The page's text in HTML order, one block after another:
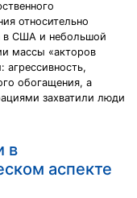
относительно
в США и небольшой
массы «акторов
агрессивность,
обогащения, а
захватили люди
в
аспекте